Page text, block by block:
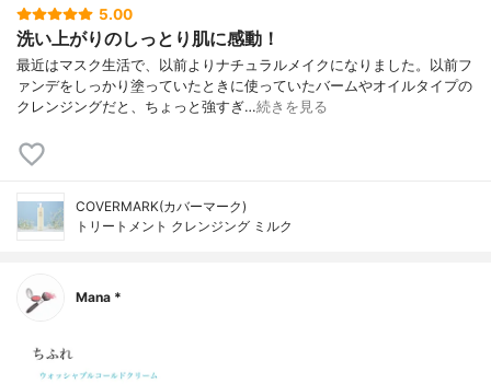
5.00
洗い上がりのしっとり肌に感動！
最近はマスク生活で、以前よりナチュラルメイクになりました。以前フ
ァンデをしっかり塗っていたときに使っていたバームやオイルタイプの
クレンジングだと、ちょっと強すぎ…続きを見る
COVERMARK(カバーマーク)
トリートメント クレンジング ミルク
Mana *